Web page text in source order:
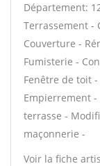
Département:
Terrassement -
Couverture -
Fumisterie -
Fenêtre de toit
Empierrement
terrasse -
maçonnerie -
Voir la fiche